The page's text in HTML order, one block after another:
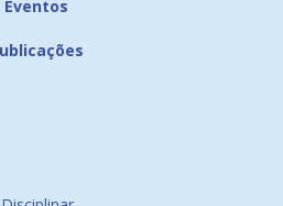
Eventos